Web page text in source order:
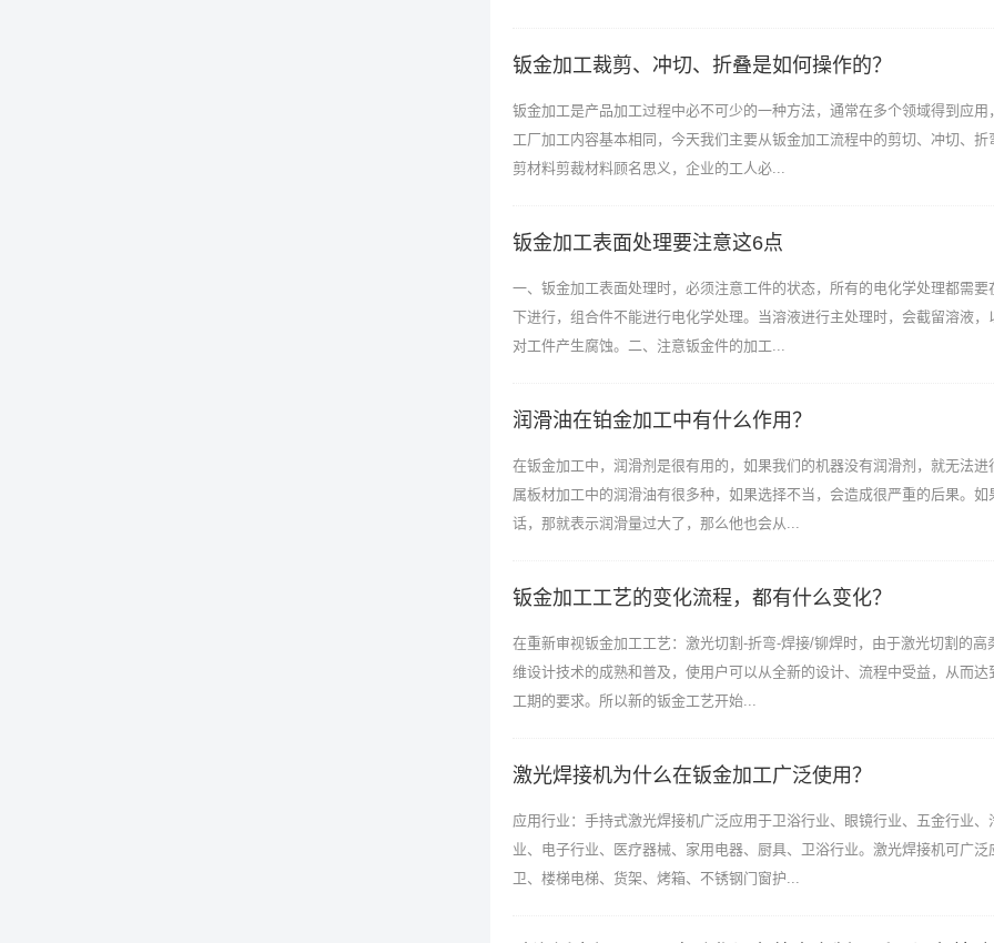
钣金加工裁剪、冲切、折叠是如何操作的？
钣金加工是产品加工过程中必不可少的一种方法，通常在多个领域得到应用
工厂加工内容基本相同，今天我们主要从钣金加工流程中的剪切、冲切、折
剪材料剪裁材料顾名思义，企业的工人必...
钣金加工表面处理要注意这6点
一、钣金加工表面处理时，必须注意工件的状态，所有的电化学处理都需要
下进行，组合件不能进行电化学处理。当溶液进行主处理时，会截留溶液，
对工件产生腐蚀。二、注意钣金件的加工...
润滑油在铂金加工中有什么作用？
在钣金加工中，润滑剂是很有用的，如果我们的机器没有润滑剂，就无法进
属板材加工中的润滑油有很多种，如果选择不当，会造成很严重的后果。如
话，那就表示润滑量过大了，那么他也会从...
钣金加工工艺的变化流程，都有什么变化？
在重新审视钣金加工工艺：激光切割-折弯-焊接/铆焊时，由于激光切割的高
维设计技术的成熟和普及，使用户可以从全新的设计、流程中受益，从而达
工期的要求。所以新的钣金工艺开始...
激光焊接机为什么在钣金加工广泛使用？
应用行业：手持式激光焊接机广泛应用于卫浴行业、眼镜行业、五金行业、
业、电子行业、医疗器械、家用电器、厨具、卫浴行业。激光焊接机可广泛
卫、楼梯电梯、货架、烤箱、不锈钢门窗护...